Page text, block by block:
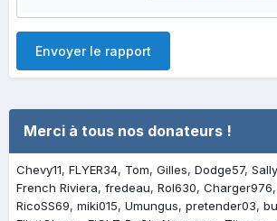
Envoyer le rapport
Merci à tous nos donateurs !
Chevy11 FLYER34 Tom Gilles Dodge57
French Riviera fredeau Rol630 Charger976
RicoSS69 miki015 Umungus pretender03